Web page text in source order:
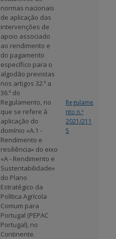
normas nacionais
de aplicação das
intervenções de
apoio associado
ao rendimento e
do pagamento
específico para o
algodão previstas
nos artigos 32.º a
36.º do
Regulamento, no
que se refere à
aplicação do
domínio «A.1 -
Rendimento e
resiliência» do eixo
«A - Rendimento e
Sustentabilidade»
do Plano
Estratégico da
Política Agrícola
Comum para
Portugal (PEPAC
Portugal), no
Continente.
Regulame
nto n.º
2021/211
5